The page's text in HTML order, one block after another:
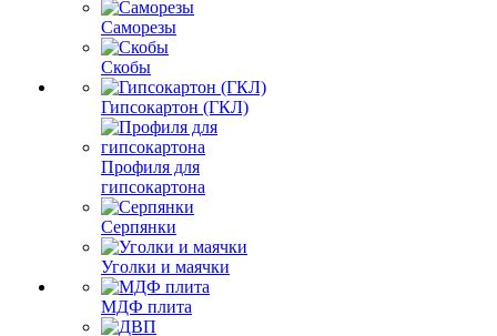
Саморезы
Скобы
Гипсокартон (ГКЛ)
Профиля для
гипсокартона
Серпянки
Уголки и маячки
МДФ плита